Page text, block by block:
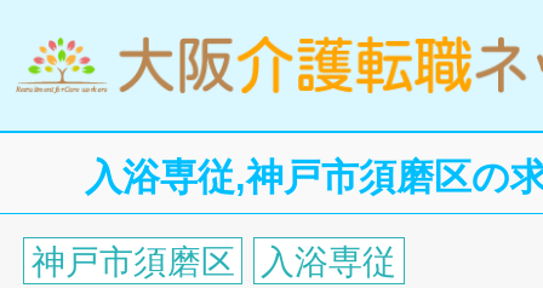
入浴専従,神戸市須磨区の
神戸市須磨区 入浴専従